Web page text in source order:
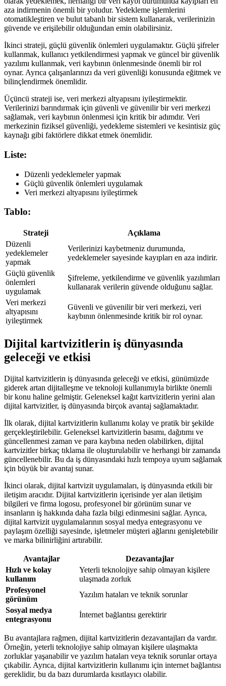
aza indirmenin önemli bir yoludur. Yedekleme işlemlerini
otomatikleştiren ve bulut tabanlı bir sistem kullanarak, verilerinizin
güvende ve erişilebilir olduğundan emin olabilirsiniz.
İkinci strateji, güçlü güvenlik önlemleri uygulamaktır. Güçlü şifreler
kullanmak, kullanıcı yetkilendirmesi yapmak ve güncel bir güvenlik
yazılımı kullanmak, veri kaybının önlenmesinde önemli bir rol
oynar. Ayrıca çalışanlarınızı da veri güvenliği konusunda eğitmek ve
bilinçlendirmek önemlidir.
Üçüncü strateji ise, veri merkezi altyapısını iyileştirmektir.
Verilerinizi barındırmak için güvenli ve güvenilir bir veri merkezi
sağlamak, veri kaybının önlenmesi için kritik bir adımdır. Veri
merkezinin fiziksel güvenliği, yedekleme sistemleri ve kesintisiz güç
kaynağı gibi faktörlere dikkat etmek önemlidir.
Liste:
Düzenli yedeklemeler yapmak
Güçlü güvenlik önlemleri uygulamak
Veri merkezi altyapısını iyileştirmek
Tablo:
Strateji
Açıklama
Düzenli
yedeklemeler
yapmak
Verilerinizi kaybetmeniz durumunda,
yedeklemeler sayesinde kayıpları en aza indirir.
Güçlü güvenlik
önlemleri
uygulamak
Şifreleme, yetkilendirme ve güvenlik yazılımları
kullanarak verilerin güvende olduğunu sağlar.
Veri merkezi
altyapısını
iyileştirmek
Güvenli ve güvenilir bir veri merkezi, veri
kaybının önlenmesinde kritik bir rol oynar.
Dijital kartvizitlerin iş dünyasında
geleceği ve etkisi
Dijital kartvizitlerin iş dünyasında geleceği ve etkisi, günümüzde
giderek artan dijitalleşme ve teknoloji kullanımıyla birlikte önemli
bir konu haline gelmiştir. Geleneksel kağıt kartvizitlerin yerini alan
dijital kartvizitler, iş dünyasında birçok avantaj sağlamaktadır.
İlk olarak, dijital kartvizitlerin kullanımı kolay ve pratik bir şekilde
gerçekleştirilebilir. Geleneksel kartvizitlerin basımı, dağıtımı ve
güncellenmesi zaman ve para kaybına neden olabilirken, dijital
kartvizitler birkaç tıklama ile oluşturulabilir ve herhangi bir zamanda
güncellenebilir. Bu da iş dünyasındaki hızlı tempoya uyum sağlamak
için büyük bir avantaj sunar.
İkinci olarak, dijital kartvizit uygulamaları, iş dünyasında etkili bir
iletişim aracıdır. Dijital kartvizitlerin içerisinde yer alan iletişim
bilgileri ve firma logosu, profesyonel bir görünüm sunar ve
insanların iş hakkında daha fazla bilgi edinmesini sağlar. Ayrıca,
dijital kartvizit uygulamalarının sosyal medya entegrasyonu ve
paylaşım özelliği sayesinde, işletmeler müşteri ağlarını genişletebilir
ve marka bilinirliğini artırabilir.
Avantajlar
Dezavantajlar
Hızlı ve kolay
kullanım
Yeterli teknolojiye sahip olmayan kişilere
ulaşmada zorluk
Profesyonel
görünüm
Yazılım hataları ve teknik sorunlar
Sosyal medya
entegrasyonu
İnternet bağlantısı gerektirir
Bu avantajlara rağmen, dijital kartvizitlerin dezavantajları da vardır.
Örneğin, yeterli teknolojiye sahip olmayan kişilere ulaşmakta
zorluklar yaşanabilir ve yazılım hataları veya teknik sorunlar ortaya
çıkabilir. Ayrıca, dijital kartvizitlerin kullanımı için internet bağlantısı
gereklidir, bu da bazı durumlarda kısıtlayıcı olabilir.